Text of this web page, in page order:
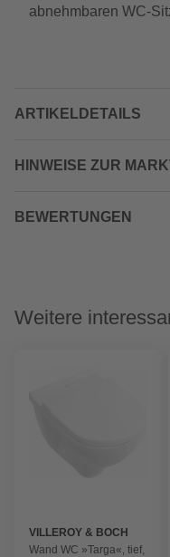
abnehmbaren WC-
ARTIKELDETAILS
HINWEISE ZUR
BEWERTUNGEN
Weitere
VILLEROY & BOCH
Wand WC »Targa«, tief,